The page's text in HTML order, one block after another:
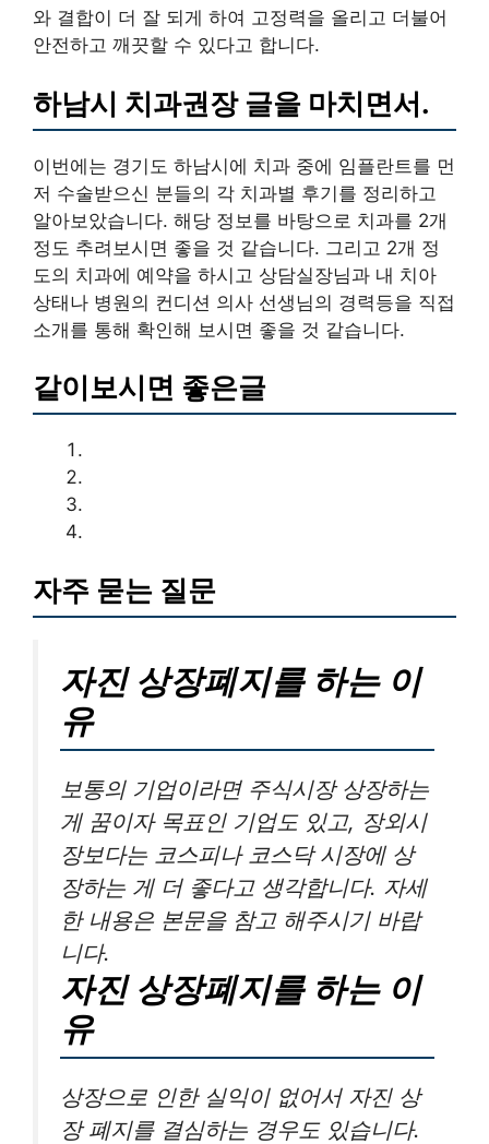
와 결합이 더 잘 되게 하여 고정력을 올리고 더불어
안전하고 깨끗할 수 있다고 합니다.
하남시 치과권장 글을 마치면서.
이번에는 경기도 하남시에 치과 중에 임플란트를 먼
저 수술받으신 분들의 각 치과별 후기를 정리하고
알아보았습니다. 해당 정보를 바탕으로 치과를 2개
정도 추려보시면 좋을 것 같습니다. 그리고 2개 정
도의 치과에 예약을 하시고 상담실장님과 내 치아
상태나 병원의 컨디션 의사 선생님의 경력등을 직접
소개를 통해 확인해 보시면 좋을 것 같습니다.
같이보시면 좋은글
자주 묻는 질문
자진 상장폐지를 하는 이
유
보통의 기업이라면 주식시장 상장하는
게 꿈이자 목표인 기업도 있고, 장외시
장보다는 코스피나 코스닥 시장에 상
장하는 게 더 좋다고 생각합니다. 자세
한 내용은 본문을 참고 해주시기 바랍
니다.
자진 상장폐지를 하는 이
유
상장으로 인한 실익이 없어서 자진 상
장 폐지를 결심하는 경우도 있습니다.